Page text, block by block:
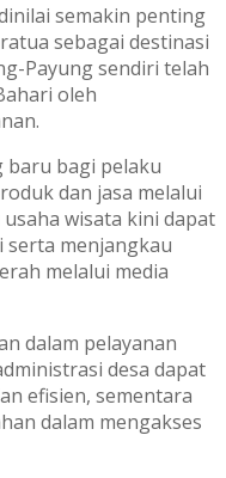
semakin penting
sebagai destinasi
Payung sendiri telah
oleh
baru bagi pelaku
dan jasa melalui
wisata kini dapat
serta menjangkau
melalui media
dalam pelayanan
desa dapat
efisien, sementara
dalam mengakses